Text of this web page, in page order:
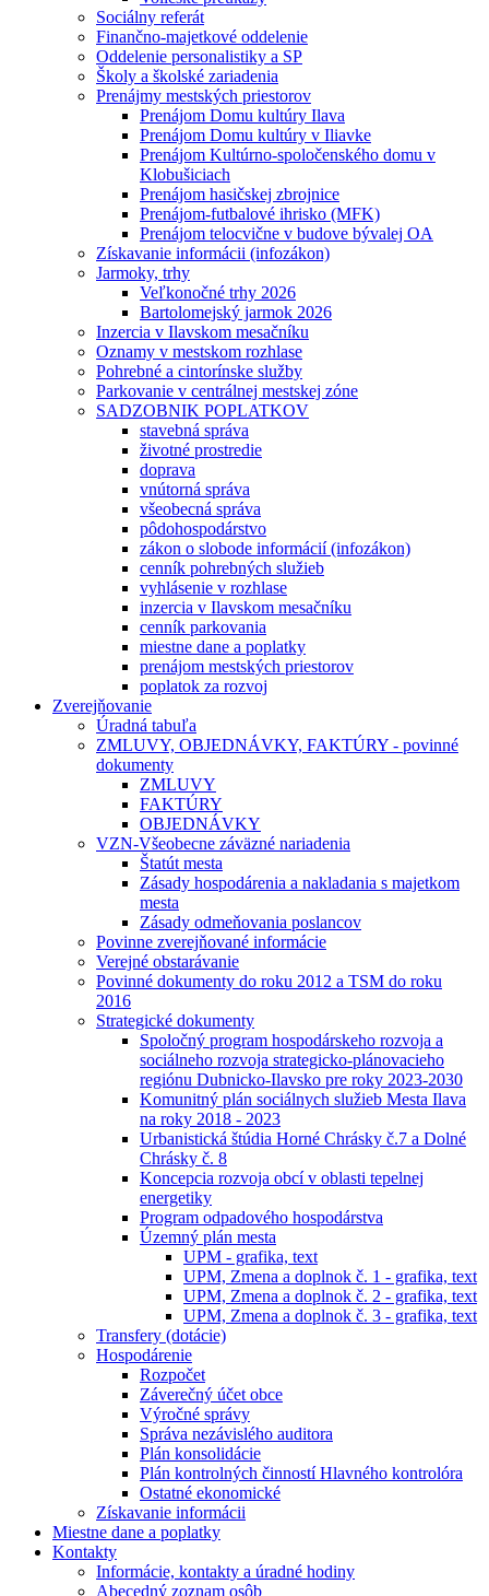
Sociálny referát
Finančno-majetkové oddelenie
Oddelenie personalistiky a SP
Školy a školské zariadenia
Prenájmy mestských priestorov
Prenájom Domu kultúry Ilava
Prenájom Domu kultúry v Iliavke
Prenájom Kultúrno-spoločenského domu v
Klobušiciach
Prenájom hasičskej zbrojnice
Prenájom-futbalové ihrisko (MFK)
Prenájom telocvične v budove bývalej OA
Získavanie informácii (infozákon)
Jarmoky, trhy
Veľkonočné trhy 2026
Bartolomejský jarmok 2026
Inzercia v Ilavskom mesačníku
Oznamy v mestskom rozhlase
Pohrebné a cintorínske služby
Parkovanie v centrálnej mestskej zóne
SADZOBNIK POPLATKOV
stavebná správa
životné prostredie
doprava
vnútorná správa
všeobecná správa
pôdohospodárstvo
zákon o slobode informácií (infozákon)
cenník pohrebných služieb
vyhlásenie v rozhlase
inzercia v Ilavskom mesačníku
cenník parkovania
miestne dane a poplatky
prenájom mestských priestorov
poplatok za rozvoj
Zverejňovanie
Úradná tabuľa
ZMLUVY, OBJEDNÁVKY, FAKTÚRY - povinné
dokumenty
ZMLUVY
FAKTÚRY
OBJEDNÁVKY
VZN-Všeobecne záväzné nariadenia
Štatút mesta
Zásady hospodárenia a nakladania s majetkom
mesta
Zásady odmeňovania poslancov
Povinne zverejňované informácie
Verejné obstarávanie
Povinné dokumenty do roku 2012 a TSM do roku
2016
Strategické dokumenty
Spoločný program hospodárskeho rozvoja a
sociálneho rozvoja strategicko-plánovacieho
regiónu Dubnicko-Ilavsko pre roky 2023-2030
Komunitný plán sociálnych služieb Mesta Ilava
na roky 2018 - 2023
Urbanistická štúdia Horné Chrásky č.7 a Dolné
Chrásky č. 8
Koncepcia rozvoja obcí v oblasti tepelnej
energetiky
Program odpadového hospodárstva
Územný plán mesta
UPM - grafika, text
UPM, Zmena a doplnok č. 1 - grafika, text
UPM, Zmena a doplnok č. 2 - grafika, text
UPM, Zmena a doplnok č. 3 - grafika, text
Transfery (dotácie)
Hospodárenie
Rozpočet
Záverečný účet obce
Výročné správy
Správa nezávislého auditora
Plán konsolidácie
Plán kontrolných činností Hlavného kontrolóra
Ostatné ekonomické
Získavanie informácii
Miestne dane a poplatky
Kontakty
Informácie, kontakty a úradné hodiny
Abecedný zoznam osôb